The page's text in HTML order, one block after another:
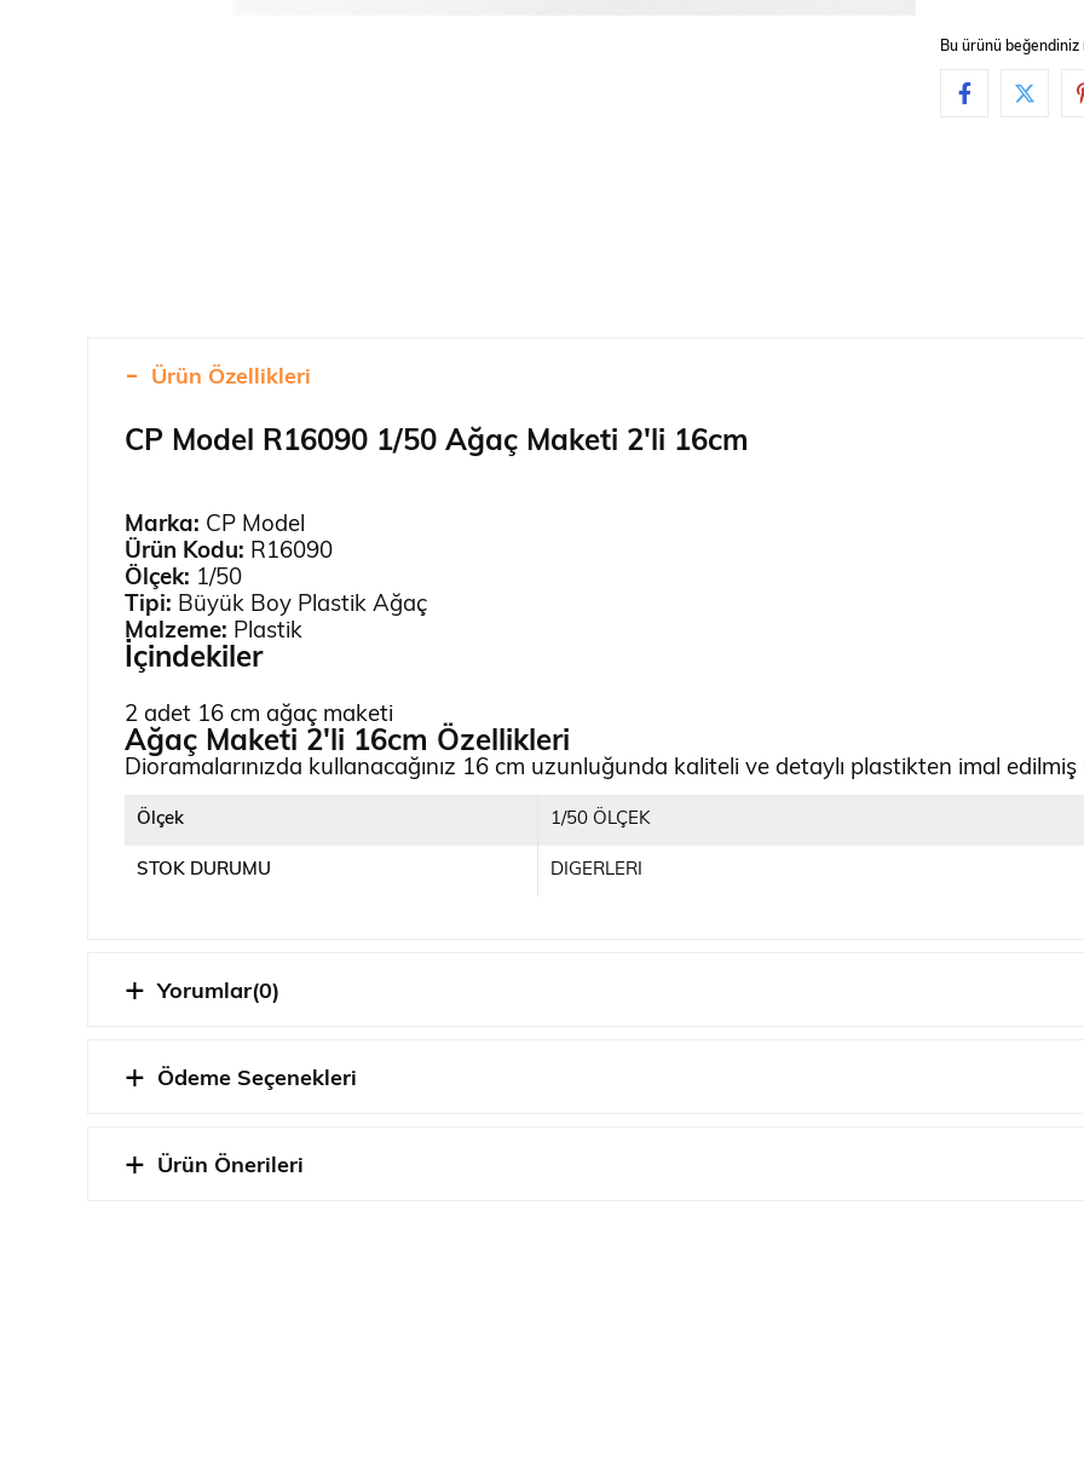
Bu ürünü beğendiniz
Ürün Özellikleri
CP Model R16090 1/50 Ağaç Maketi 2'li 16cm
Marka: CP Model
Ürün Kodu: R16090
Ölçek: 1/50
Tipi: Büyük Boy Plastik Ağaç
Malzeme: Plastik
İçindekiler
2 adet 16 cm ağaç maketi
Ağaç Maketi 2'li 16cm Özellikleri
Dioramalarınızda kullanacağınız 16 cm uzunluğunda kaliteli ve detaylı plastikten imal edilmiş
Ölçek 1/50 ÖLÇEK
STOK DURUMU DIGERLERI
Yorumlar(0)
Ödeme Seçenekleri
Ürün Önerileri